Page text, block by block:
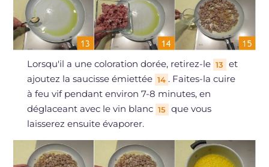
Lorsqu'il a une coloration dorée, retirez-le 13
et
ajoutez la saucisse émiettée 14 . Faites-la cuire
à feu vif pendant environ 7-8 minutes, en
déglaceant avec le vin blanc 15 que vous
laisserez ensuite évaporer.